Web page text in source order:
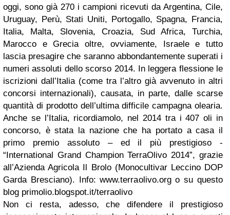
oggi, sono già 270 i campioni ricevuti da Argentina, Cile,
Uruguay, Perù, Stati Uniti, Portogallo, Spagna, Francia,
Italia, Malta, Slovenia, Croazia, Sud Africa, Turchia,
Marocco e Grecia oltre, ovviamente, Israele e tutto
lascia presagire che saranno abbondantemente superati i
numeri assoluti dello scorso 2014. In leggera flessione le
iscrizioni dall’Italia (come tra l’altro già avvenuto in altri
concorsi internazionali), causata, in parte, dalle scarse
quantità di prodotto dell’ultima difficile campagna olearia.
Anche se l’Italia, ricordiamolo, nel 2014 tra i 407 oli in
concorso, è stata la nazione che ha portato a casa il
primo premio assoluto – ed il più prestigioso -
“International Grand Champion TerraOlivo 2014”, grazie
all’Azienda Agricola Il Brolo (Monocultivar Leccino DOP
Garda Bresciano). Info: www.terraolivo.org o su questo
blog primolio.blogspot.it/terraolivo
Non ci resta, adesso, che difendere il prestigioso